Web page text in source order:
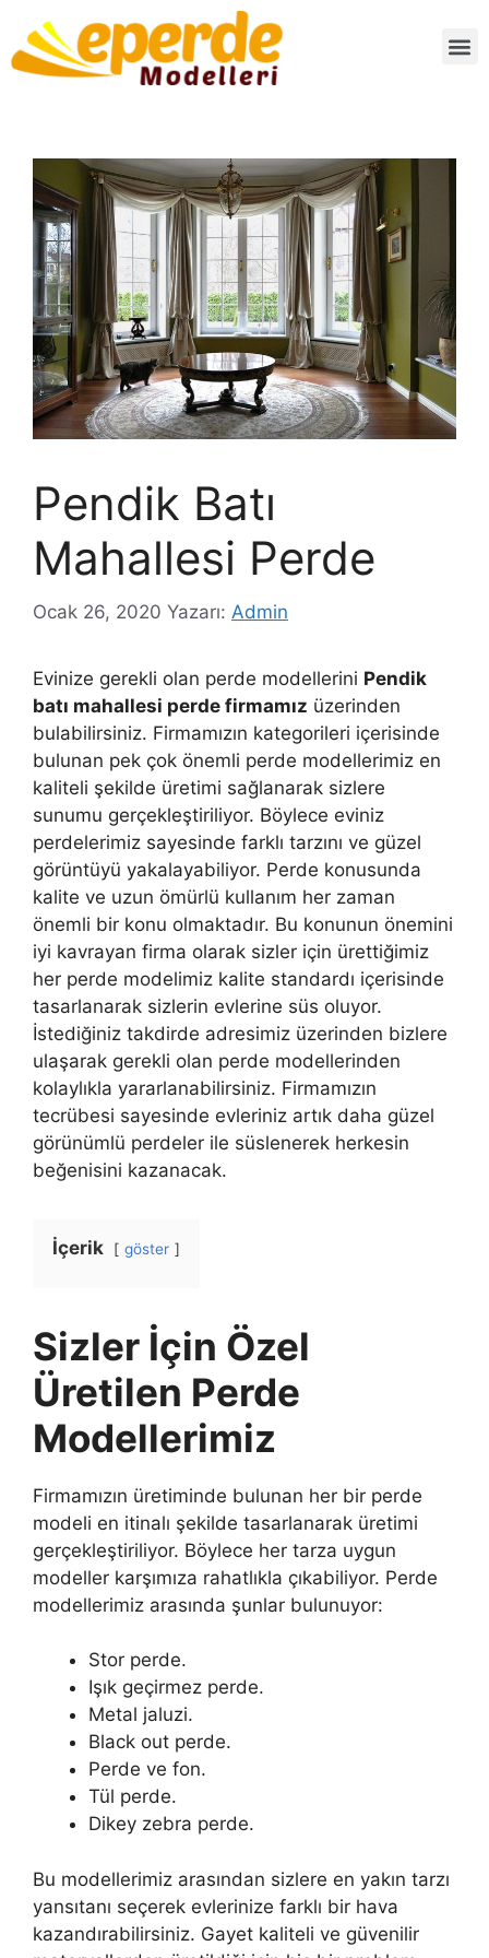
Pendik Batı
Mahallesi Perde
Ocak 26, 2020 Yazarı: Admin
Evinize gerekli olan perde modellerini Pendik
batı mahallesi perde firmamız üzerinden
bulabilirsiniz. Firmamızın kategorileri içerisinde
bulunan pek çok önemli perde modellerimiz en
kaliteli şekilde üretimi sağlanarak sizlere
sunumu gerçekleştiriliyor. Böylece eviniz
perdelerimiz sayesinde farklı tarzını ve güzel
görüntüyü yakalayabiliyor. Perde konusunda
kalite ve uzun ömürlü kullanım her zaman
önemli bir konu olmaktadır. Bu konunun önemini
iyi kavrayan firma olarak sizler için ürettiğimiz
her perde modelimiz kalite standardı içerisinde
tasarlanarak sizlerin evlerine süs oluyor.
İstediğiniz takdirde adresimiz üzerinden bizlere
ulaşarak gerekli olan perde modellerinden
kolaylıkla yararlanabilirsiniz. Firmamızın
tecrübesi sayesinde evleriniz artık daha güzel
görünümlü perdeler ile süslenerek herkesin
beğenisini kazanacak.
İçerik göster
Sizler İçin Özel
Üretilen Perde
Modellerimiz
Firmamızın üretiminde bulunan her bir perde
modeli en itinalı şekilde tasarlanarak üretimi
gerçekleştiriliyor. Böylece her tarza uygun
modeller karşımıza rahatlıkla çıkabiliyor. Perde
modellerimiz arasında şunlar bulunuyor:
Stor perde.
Işık geçirmez perde.
Metal jaluzi.
Black out perde.
Perde ve fon.
Tül perde.
Dikey zebra perde.
Bu modellerimiz arasından sizlere en yakın tarzı
yansıtanı seçerek evlerinize farklı bir hava
kazandırabilirsiniz. Gayet kaliteli ve güvenilir